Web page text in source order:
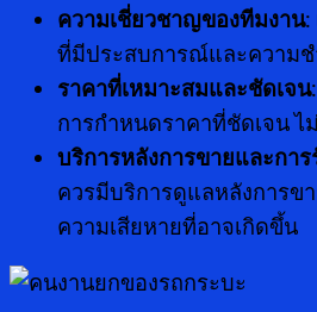
ความเชี่ยวชาญของทีมงาน:
ที่มีประสบการณ์และความช
ราคาที่เหมาะสมและชัดเจน
การกำหนดราคาที่ชัดเจน ไ
บริการหลังการขายและกา
ควรมีบริการดูแลหลังการข
ความเสียหายที่อาจเกิดขึ้น